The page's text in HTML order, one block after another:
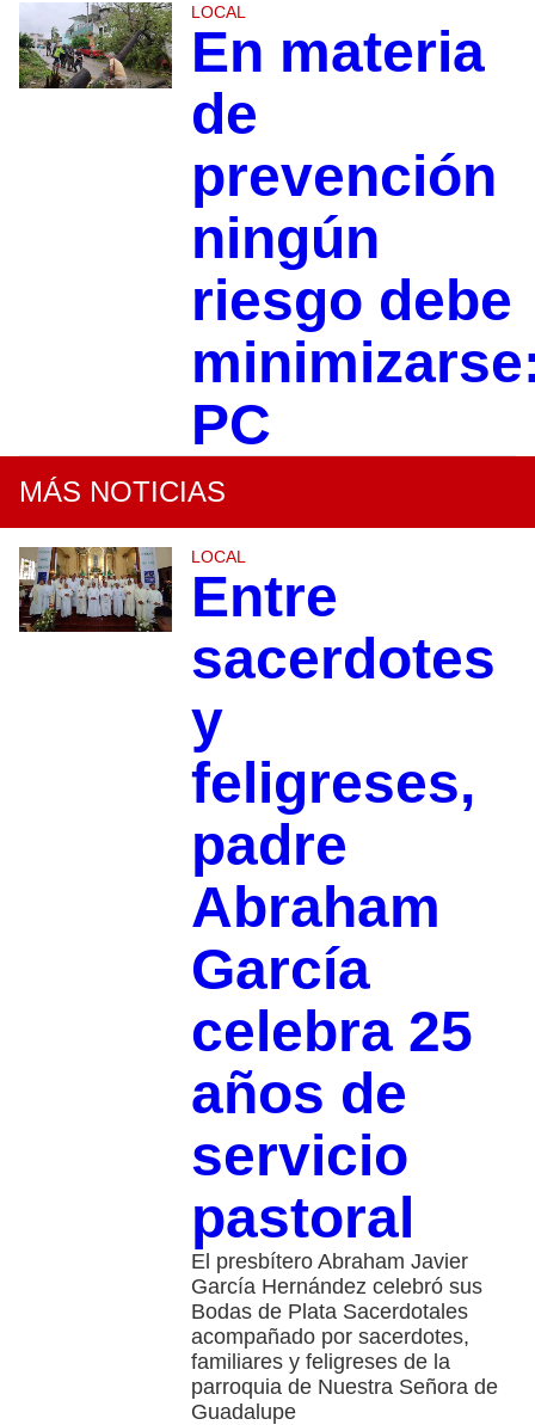
LOCAL
En materia
de
prevención
ningún
riesgo debe
PC
MÁS NOTICIAS
LOCAL
Entre
sacerdotes
y
feligreses,
padre
Abraham
García
celebra 25
años de
servicio
pastoral
El presbítero Abraham Javier
García Hernández celebró sus
Bodas de Plata Sacerdotales
acompañado por sacerdotes,
familiares y feligreses de la
parroquia de Nuestra Señora de
Guadalupe